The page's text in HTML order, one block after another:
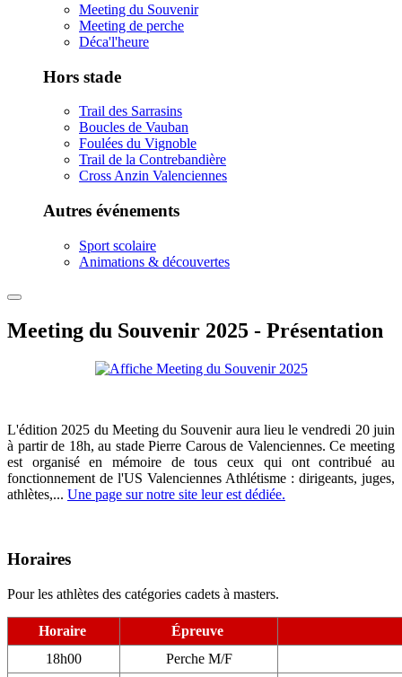
Meeting du Souvenir
Meeting de perche
Déca'l'heure
Hors stade
Trail des Sarrasins
Boucles de Vauban
Foulées du Vignoble
Trail de la Contrebandière
Cross Anzin Valenciennes
Autres événements
Sport scolaire
Animations & découvertes
Meeting du Souvenir 2025 - Présentation
L'édition 2025 du Meeting du Souvenir aura lieu le vendredi 20 juin
à partir de 18h, au stade Pierre Carous de Valenciennes. Ce meeting
est organisé en mémoire de tous ceux qui ont contribué au
fonctionnement de l'US Valenciennes Athlétisme : dirigeants, juges,
athlètes,... Une page sur notre site leur est dédiée.
Horaires
Pour les athlètes des catégories cadets à masters.
Horaire
Épreuve
18h00
Perche M/F